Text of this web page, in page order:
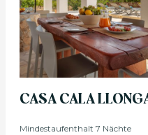
CASA CALA
Mindestaufenthalt 7 Nächte